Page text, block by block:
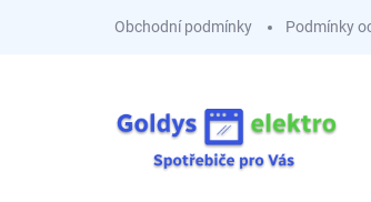
Obchodní podmínky Podmínky